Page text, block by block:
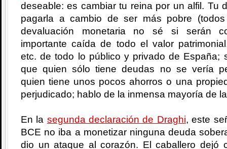
deseable: es cambiar tu reina por un alfil. Tu
pagarla a cambio de ser más pobre
devaluación monetaria no sé si serán
importante caída de todo el valor
etc. de todo lo público y privado de España;
que quien sólo tiene deudas no se vería
quien tiene unos pocos ahorros o una
perjudicado; hablo de la inmensa mayoría de
En la segunda declaración de Draghi, este
BCE no iba a monetizar ninguna deuda
dio un ataque al corazón. El caballero dejó